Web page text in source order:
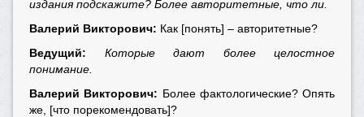
издания подскажите? Более авторитетные, что ли.
Валерий Викторович: Как [понять] – авторитетные?
Ведущий: Которые дают более целостное
понимание.
Валерий Викторович: Более фактологические? Опять
же, [что порекомендовать]?